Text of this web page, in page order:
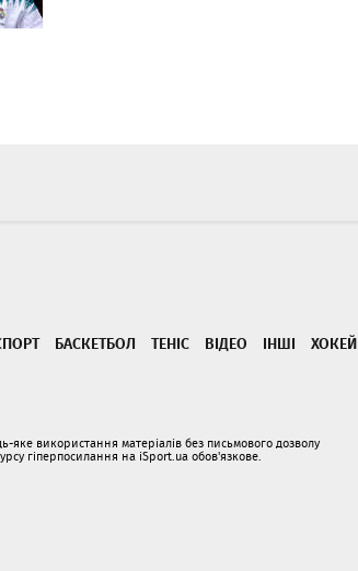
БАСКЕТБОЛ ТЕНІС ВІДЕО ІНШІ ХОКЕЙ
використання матеріалів без письмового дозволу
гіперпосилання на iSport.ua обов'язкове.